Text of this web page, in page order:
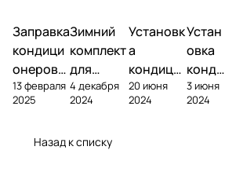
Заправка
кондици
онеров
фреоном
13 февраля
2025
Зимний
комплект
для
кондици
онера
4 декабря
2024
Установк
а
кондици
онера на
фасаде
20 июня
2024
Устан
овка
конди
ционе
ра
3 июня
2024
Назад к списку